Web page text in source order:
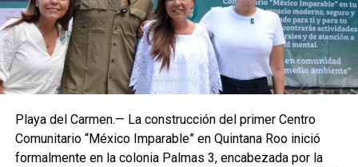
Playa del Carmen.— La construcción del primer Centro
Comunitario “México Imparable” en Quintana Roo inició
formalmente en la colonia Palmas 3, encabezada por la